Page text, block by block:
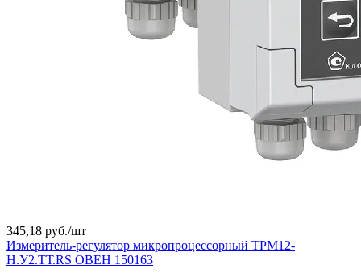
345,18 руб./шт
Измеритель-регулятор микропроцессорный ТРМ12-
Н.У2.ТТ.RS ОВЕН 150163